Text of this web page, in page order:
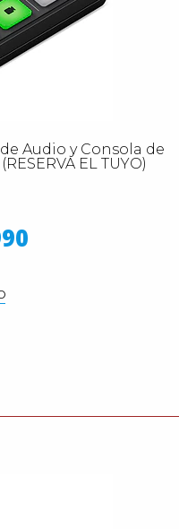
Audio y Consola de
EL TUYO)